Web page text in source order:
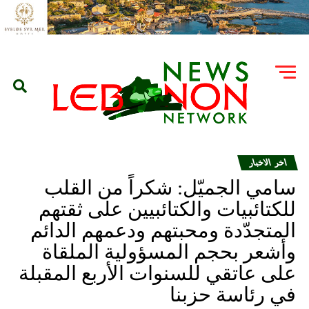
اخر الاخبار
سامي الجميّل: شكراً من القلب
للكتائبيات والكتائبيين على ثقتهم
المتجدّدة ومحبتهم ودعمهم الدائم
وأشعر بحجم المسؤولية الملقاة
على عاتقي للسنوات الأربع المقبلة
في رئاسة حزبنا